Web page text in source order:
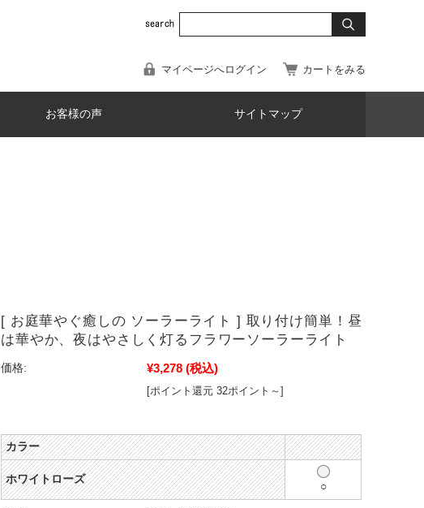
マイページへログイン カートをみる
お客様の声 サイトマップ
[ お庭華やぐ癒しの ソーラーライト ] 取り付け簡単！昼
は華やか、夜はやさしく灯るフラワーソーラーライト
価格: ¥3,278 (税込)
[ポイント還元 32ポイント～]
カラー
ホワイトローズ
○